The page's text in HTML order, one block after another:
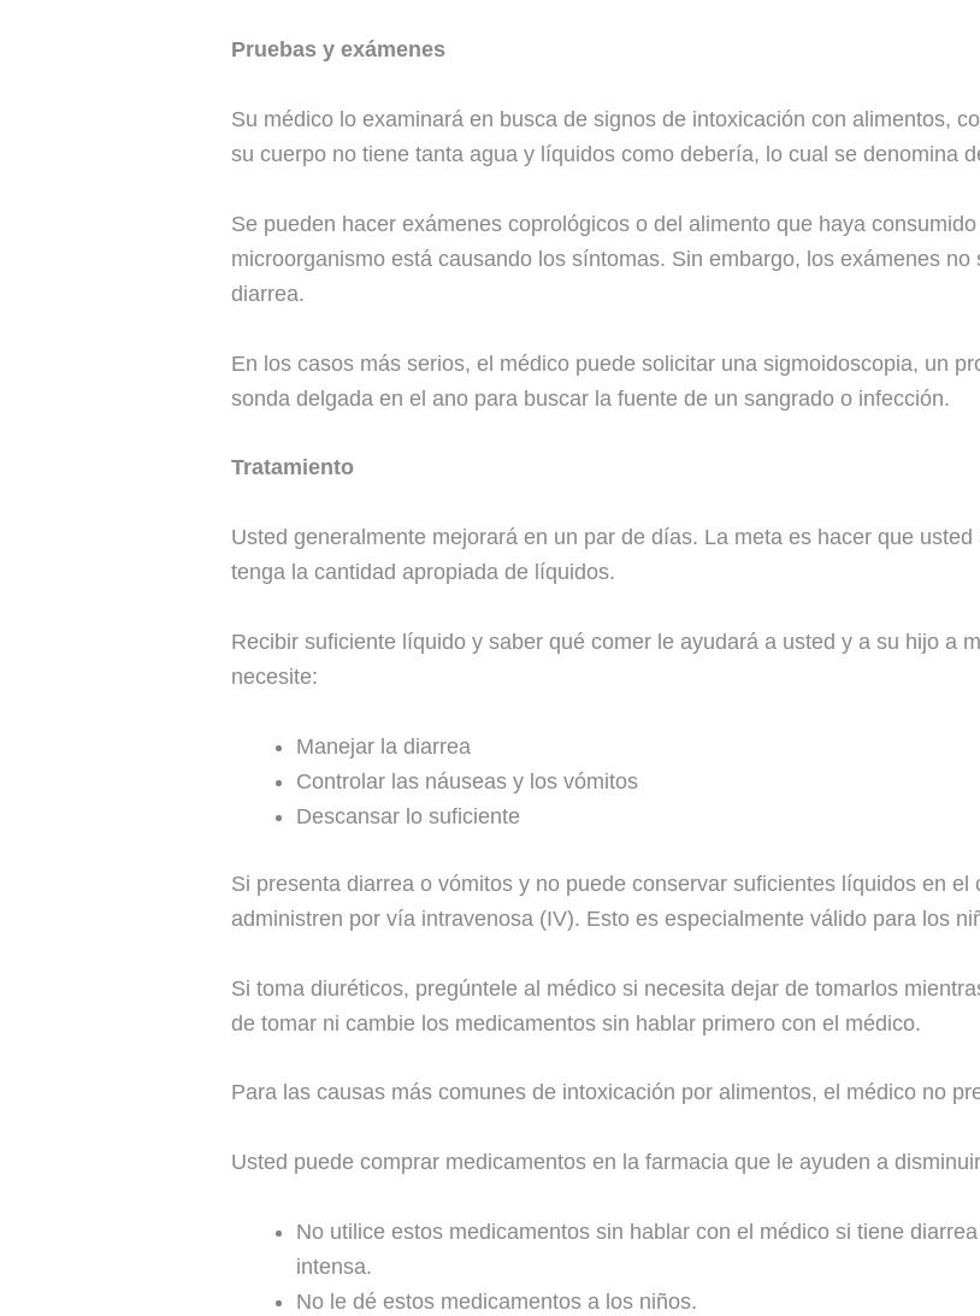
Pruebas y exámenes
Su médico lo examinará en busca de signos de intoxicación con alimentos,
su cuerpo no tiene tanta agua y líquidos como debería, lo cual se denomina
Se pueden hacer exámenes coprológicos o del alimento que haya
microorganismo está causando los síntomas. Sin embargo, los exámenes
diarrea.
En los casos más serios, el médico puede solicitar una sigmoidoscopia, un
sonda delgada en el ano para buscar la fuente de un sangrado o infección.
Tratamiento
Usted generalmente mejorará en un par de días. La meta es hacer que
tenga la cantidad apropiada de líquidos.
Recibir suficiente líquido y saber qué comer le ayudará a usted y a su hijo a
necesite:
Manejar la diarrea
Controlar las náuseas y los vómitos
Descansar lo suficiente
Si presenta diarrea o vómitos y no puede conservar suficientes líquidos en
administren por vía intravenosa (IV). Esto es especialmente válido para los
Si toma diuréticos, pregúntele al médico si necesita dejar de tomarlos
de tomar ni cambie los medicamentos sin hablar primero con el médico.
Para las causas más comunes de intoxicación por alimentos, el médico no
Usted puede comprar medicamentos en la farmacia que le ayuden a
No utilice estos medicamentos sin hablar con el médico si tiene
intensa.
No le dé estos medicamentos a los niños.